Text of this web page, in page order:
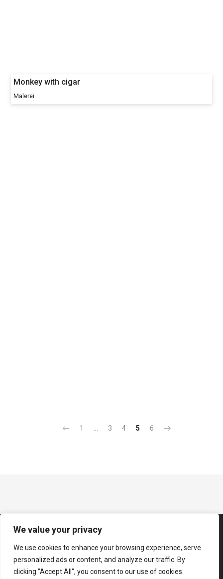
We value your privacy
We use cookies to enhance your browsing experience, serve
personalized ads or content, and analyze our traffic. By
clicking "Accept All", you consent to our use of cookies.
Monkey with cigar
Malerei
1 … 3 4 5 6